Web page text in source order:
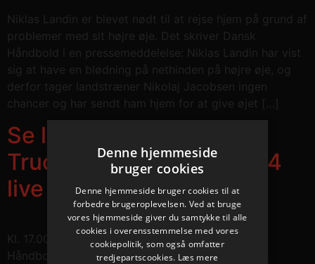
Niklas Landin er blevet nødt til at rejse hjem på grund af
problemer med sit højre øje. Det skriver Dansk
Håndbold i en pressemeddelelse: Niklas Landin har vist
sig at have en blødning på nethinden på højre øje, og
derfor tager landstræner Nikolaj Jacobsen ingen
chancer og har sendt ham hjem for at give øjet […]
Se lodtrækningen til
Truckscout24 EHF Final 4
live
Kl. 17.00 i dag udløses spændingen, når Aalborg
Håndbolds modstander til det kommende Final4-
Denne hjemmeside
bruger cookies
Denne hjemmeside bruger cookies til at
forbedre brugeroplevelsen. Ved at bruge
vores hjemmeside giver du samtykke til alle
cookies i overensstemmelse med vores
cookiepolitik, som også omfatter
tredjepartscookies. Læs mere